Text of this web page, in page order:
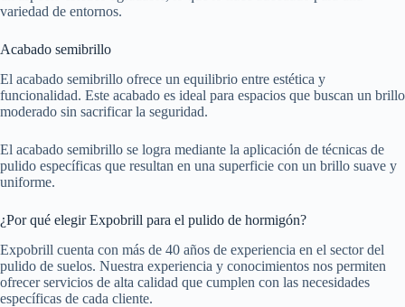
variedad de entornos.
Acabado semibrillo
El acabado semibrillo ofrece un equilibrio entre estética y
funcionalidad. Este acabado es ideal para espacios que buscan un brillo
moderado sin sacrificar la seguridad.
El acabado semibrillo se logra mediante la aplicación de técnicas de
pulido específicas que resultan en una superficie con un brillo suave y
uniforme.
¿Por qué elegir Expobrill para el pulido de hormigón?
Expobrill cuenta con más de 40 años de experiencia en el sector del
pulido de suelos. Nuestra experiencia y conocimientos nos permiten
ofrecer servicios de alta calidad que cumplen con las necesidades
específicas de cada cliente.